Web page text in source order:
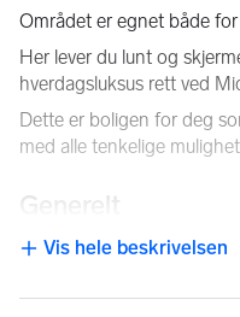
Området er egnet både
Her lever du lunt og
hverdagsluksus rett ved
Dette er boligen for deg
med alle tenkelige
Generelt
Torrevieja er en by i
Vis hele beskrivelsen
NB: Knappen for å vise